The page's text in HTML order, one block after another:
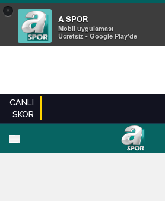
×
A SPOR
Mobil uygulaması
Ücretsiz - Google Play'de
CANLI
SKOR